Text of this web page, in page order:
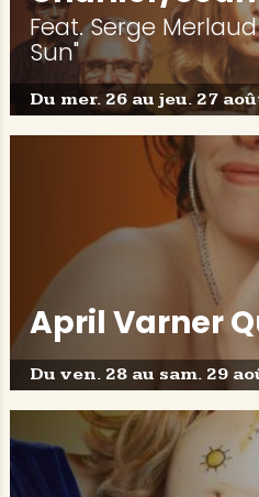
Feat. Serge
Sun"
Du mer. 26 au jeu. 27
April Varner
Du ven. 28 au sam. 29